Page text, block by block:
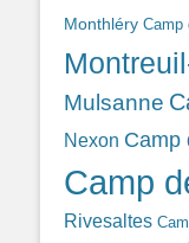
Monthléry Camp
Mulsanne
Nexon Camp
Camp
Rivesaltes